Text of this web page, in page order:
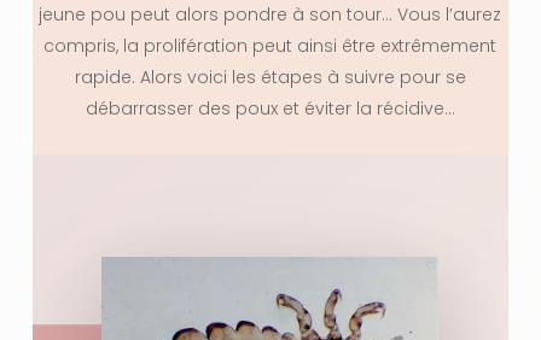
jeune pou peut alors pondre à son tour… Vous l’aurez
compris, la prolifération peut ainsi être extrêmement
rapide. Alors voici les étapes à suivre pour se
débarrasser des poux et éviter la récidive...